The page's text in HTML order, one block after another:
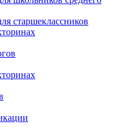
старшеклассников